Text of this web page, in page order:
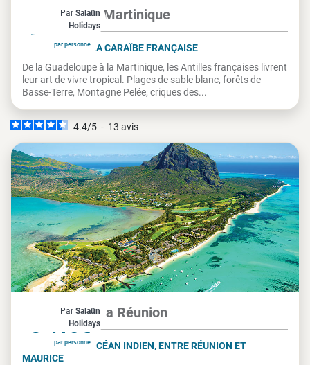
À partir de
2 995€
par personne
Par Salaün
Holidays
Guadeloupe, Martinique
LES ANTILLES, LA CARAÏBE FRANÇAISE
De la Guadeloupe à la Martinique, les Antilles françaises livrent
leur art de vivre tropical. Plages de sable blanc, forêts de
Basse-Terre, Montagne Pelée, criques des...
4.4/5 - 13 avis
À partir de
3 415€
par personne
Par Salaün
Holidays
Île Maurice, La Réunion
CHARMES DE L'OCÉAN INDIEN, ENTRE RÉUNION ET
MAURICE